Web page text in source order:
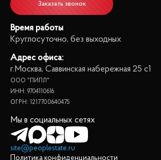
Заказать звонок
Время работы
Круглосуточно, без выходных
Адрес офиса:
г.Москва, Саввинская набережная 25 с1
ООО "ПИПЛ"
ИНН: 9704110616
ОГРН: 1217700640475
Мы в социальных сетях
site@peoplestate.ru
Политика конфиденциальности